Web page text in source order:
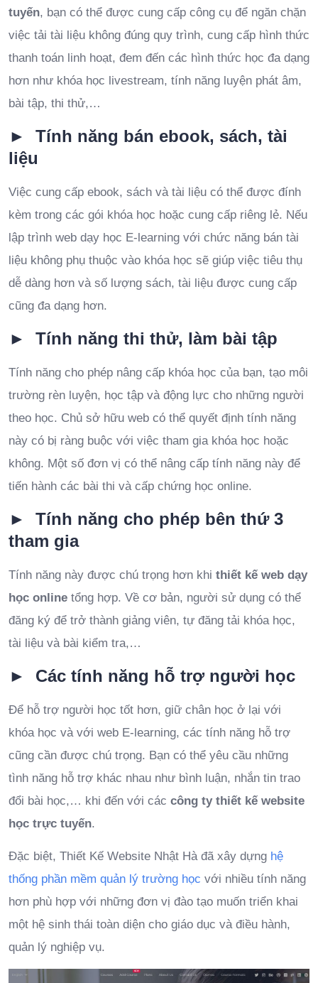
tuyến, bạn có thể được cung cấp công cụ để ngăn chặn
việc tải tài liệu không đúng quy trình, cung cấp hình thức
thanh toán linh hoạt, đem đến các hình thức học đa dạng
hơn như khóa học livestream, tính năng luyện phát âm,
bài tập, thi thử,…
► Tính năng bán ebook, sách, tài
liệu
Việc cung cấp ebook, sách và tài liệu có thể được đính
kèm trong các gói khóa học hoặc cung cấp riêng lẻ. Nếu
lập trình web dạy học E-learning với chức năng bán tài
liệu không phụ thuộc vào khóa học sẽ giúp việc tiêu thụ
dễ dàng hơn và số lượng sách, tài liệu được cung cấp
cũng đa dạng hơn.
► Tính năng thi thử, làm bài tập
Tính năng cho phép nâng cấp khóa học của bạn, tạo môi
trường rèn luyện, học tập và động lực cho những người
theo học. Chủ sở hữu web có thể quyết định tính năng
này có bị ràng buộc với việc tham gia khóa học hoặc
không. Một số đơn vị có thể nâng cấp tính năng này để
tiến hành các bài thi và cấp chứng học online.
► Tính năng cho phép bên thứ 3
tham gia
Tính năng này được chú trọng hơn khi thiết kế web dạy
học online tổng hợp. Về cơ bản, người sử dụng có thể
đăng ký để trở thành giảng viên, tự đăng tải khóa học,
tài liệu và bài kiểm tra,…
► Các tính năng hỗ trợ người học
Để hỗ trợ người học tốt hơn, giữ chân học ở lại với
khóa học và với web E-learning, các tính năng hỗ trợ
cũng cần được chú trọng. Bạn có thể yêu cầu những
tình năng hỗ trợ khác nhau như bình luận, nhắn tin trao
đổi bài học,… khi đến với các công ty thiết kế website
học trực tuyến.
Đặc biệt, Thiết Kế Website Nhật Hà đã xây dựng hệ
thống phần mềm quản lý trường học với nhiều tính năng
hơn phù hợp với những đơn vị đào tạo muốn triển khai
một hệ sinh thái toàn diện cho giáo dục và điều hành,
quản lý nghiệp vụ.